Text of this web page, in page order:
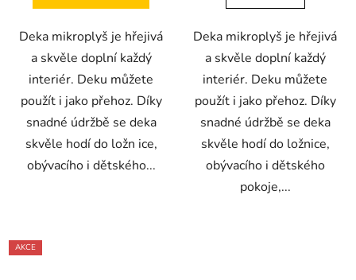
Deka mikroplyš je hřejivá
a skvěle doplní každý
interiér. Deku můžete
použít i jako přehoz. Díky
snadné údržbě se deka
skvěle hodí do ložn ice,
obývacího i dětského...
Deka mikroplyš je hřejivá
a skvěle doplní každý
interiér. Deku můžete
použít i jako přehoz. Díky
snadné údržbě se deka
skvěle hodí do ložnice,
obývacího i dětského
pokoje,...
AKCE